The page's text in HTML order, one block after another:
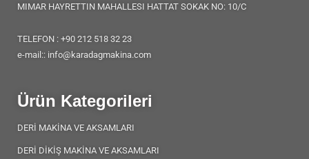
MIMAR HAYRETTIN MAHALLESI HATTAT SOKAK NO: 10/C
TELEFON : +90 212 518 32 23
e-mail:: info@karadagmakina.com
Ürün Kategorileri
DERİ MAKİNA VE AKSAMLARI
DERİ DİKİŞ MAKİNA VE AKSAMLARI